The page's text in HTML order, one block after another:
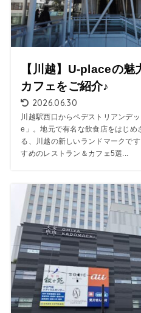
【川越】U-placeの魅
カフェをご紹介♪
2026.06.30
川越駅西口からペデストリアンデ
e」。地元で有名な飲食店をはじめ
る、川越の新しいランドマークで
すめのレストラン＆カフェ5選...